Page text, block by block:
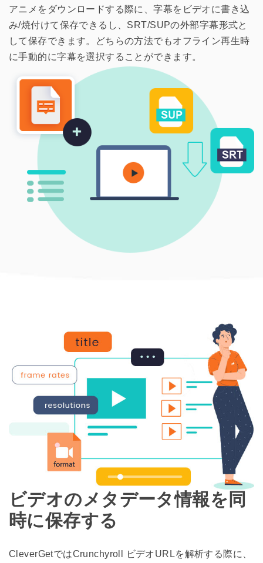
アニメをダウンロードする際に、字幕をビデオに書き込
み/焼付けて保存できるし、SRT/SUPの外部字幕形式と
して保存できます。どちらの方法でもオフライン再生時
に手動的に字幕を選択することができます。
ビデオのメタデータ情報を同
時に保存する
CleverGetではCrunchyroll ビデオURLを解析する際に、